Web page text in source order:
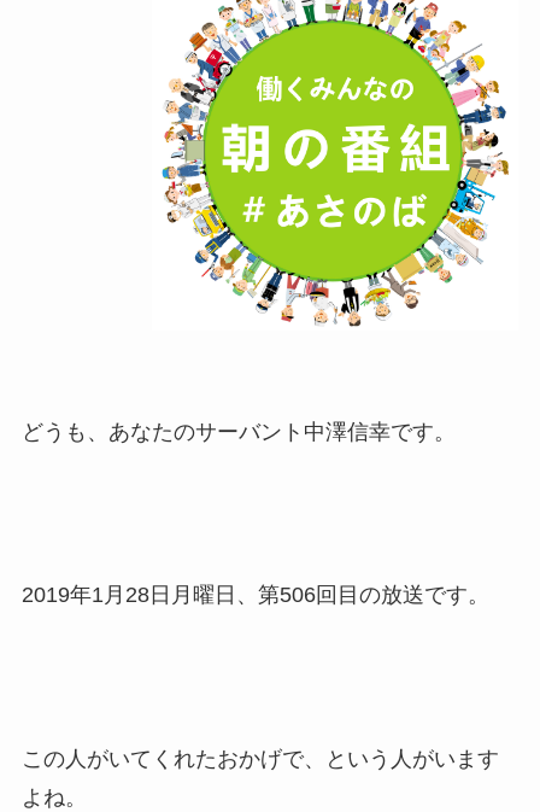
どうも、あなたのサーバント中澤信幸です。
2019年1月28日月曜日、第506回目の放送です。
この人がいてくれたおかげで、という人がいます
よね。